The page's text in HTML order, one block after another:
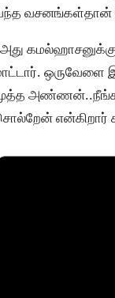
வசனங்கள்தான்
ஒருவேளை
அண்ணன்..நீங்க